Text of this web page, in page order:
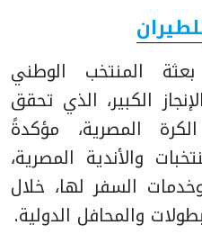
المنتخب الوطني
الكبير، الذي تحقق
المصرية، مؤكدةً
والأندية المصرية،
السفر لها، خلال
والمحافل الدولية.